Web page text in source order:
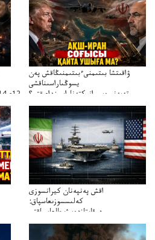
سترات12ي14ىشىلدەدەگىاسكەريستراتەگيالىقاحۋال
ۋاقىتشا بىتىمنىءبىتىمنىڭاقش پەن
يسوڭىاراسىناقشى
تەپەنىرەسيرانىكتەناراسىنداعىقتى؟
تەكەتىرەسنەلىكتەنقايتاۋشىقتى؟
اقش پەنپەنان كيرانسوزى
كەلىسسوزىعاسپاق:
دوقايتازدەسۋىجالعاسپاقتى
باسەڭدەتدوحا؟
كەزدەسۋىشيەلەنىستىباسەڭدەتەمە؟